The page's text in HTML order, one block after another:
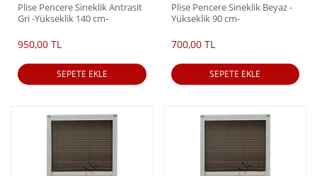
Plise Pencere Sineklik Antrasit
Gri -Yükseklik 140 cm-
950,00 TL
SEPETE EKLE
Plise Pencere Sineklik Beyaz -
Yükseklik 90 cm-
700,00 TL
SEPETE EKLE